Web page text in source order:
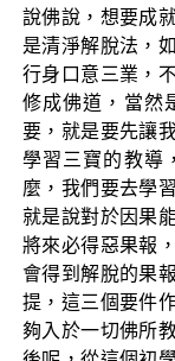
說佛說，想要成
是清淨解脫法，
行身口意三業，
修成佛道，當然
要，就是要先讓
學習三寶的教導
麼，我們要去學
就是說對於因果
將來必得惡果報
會得到解脫的果
提，這三個要件
夠入於一切佛所